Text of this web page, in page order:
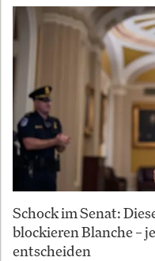
Schock im Senat:
blockieren Blanche –
entscheiden